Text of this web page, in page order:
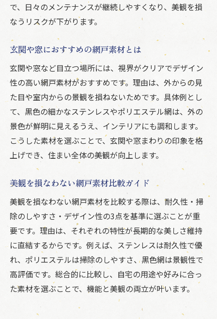
で、日々のメンテナンスが継続しやすくなり、美観を損
なうリスクが下がります。
玄関や窓におすすめの網戸素材とは
玄関や窓など目立つ場所には、視界がクリアでデザイン
性の高い網戸素材がおすすめです。理由は、外からの見
た目や室内からの景観を損ねないためです。具体例とし
て、黒色の細かなステンレスやポリエステル網は、外の
景色が鮮明に見えるうえ、インテリアにも調和します。
こうした素材を選ぶことで、玄関や窓まわりの印象を格
上げでき、住まい全体の美観が向上します。
美観を損なわない網戸素材比較ガイド
美観を損なわない網戸素材を比較する際は、耐久性・掃
除のしやすさ・デザイン性の3点を基準に選ぶことが重
要です。理由は、それぞれの特性が長期的な美しさ維持
に直結するからです。例えば、ステンレスは耐久性で優
れ、ポリエステルは掃除のしやすさ、黒色網は景観性で
高評価です。総合的に比較し、自宅の用途や好みに合っ
た素材を選ぶことで、機能と美観の両立が叶います。